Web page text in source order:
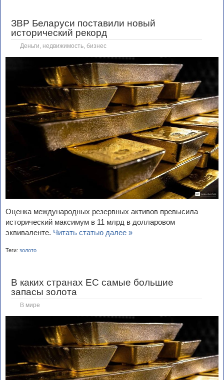
ЗВР Беларуси поставили новый
исторический рекорд
Деньги, недвижимость, бизнес
Оценка международных резервных активов превысила
исторический максимум в 11 млрд в долларовом
эквиваленте. Читать статью далее »
Теги: золото
В каких странах ЕС самые большие
запасы золота
В мире